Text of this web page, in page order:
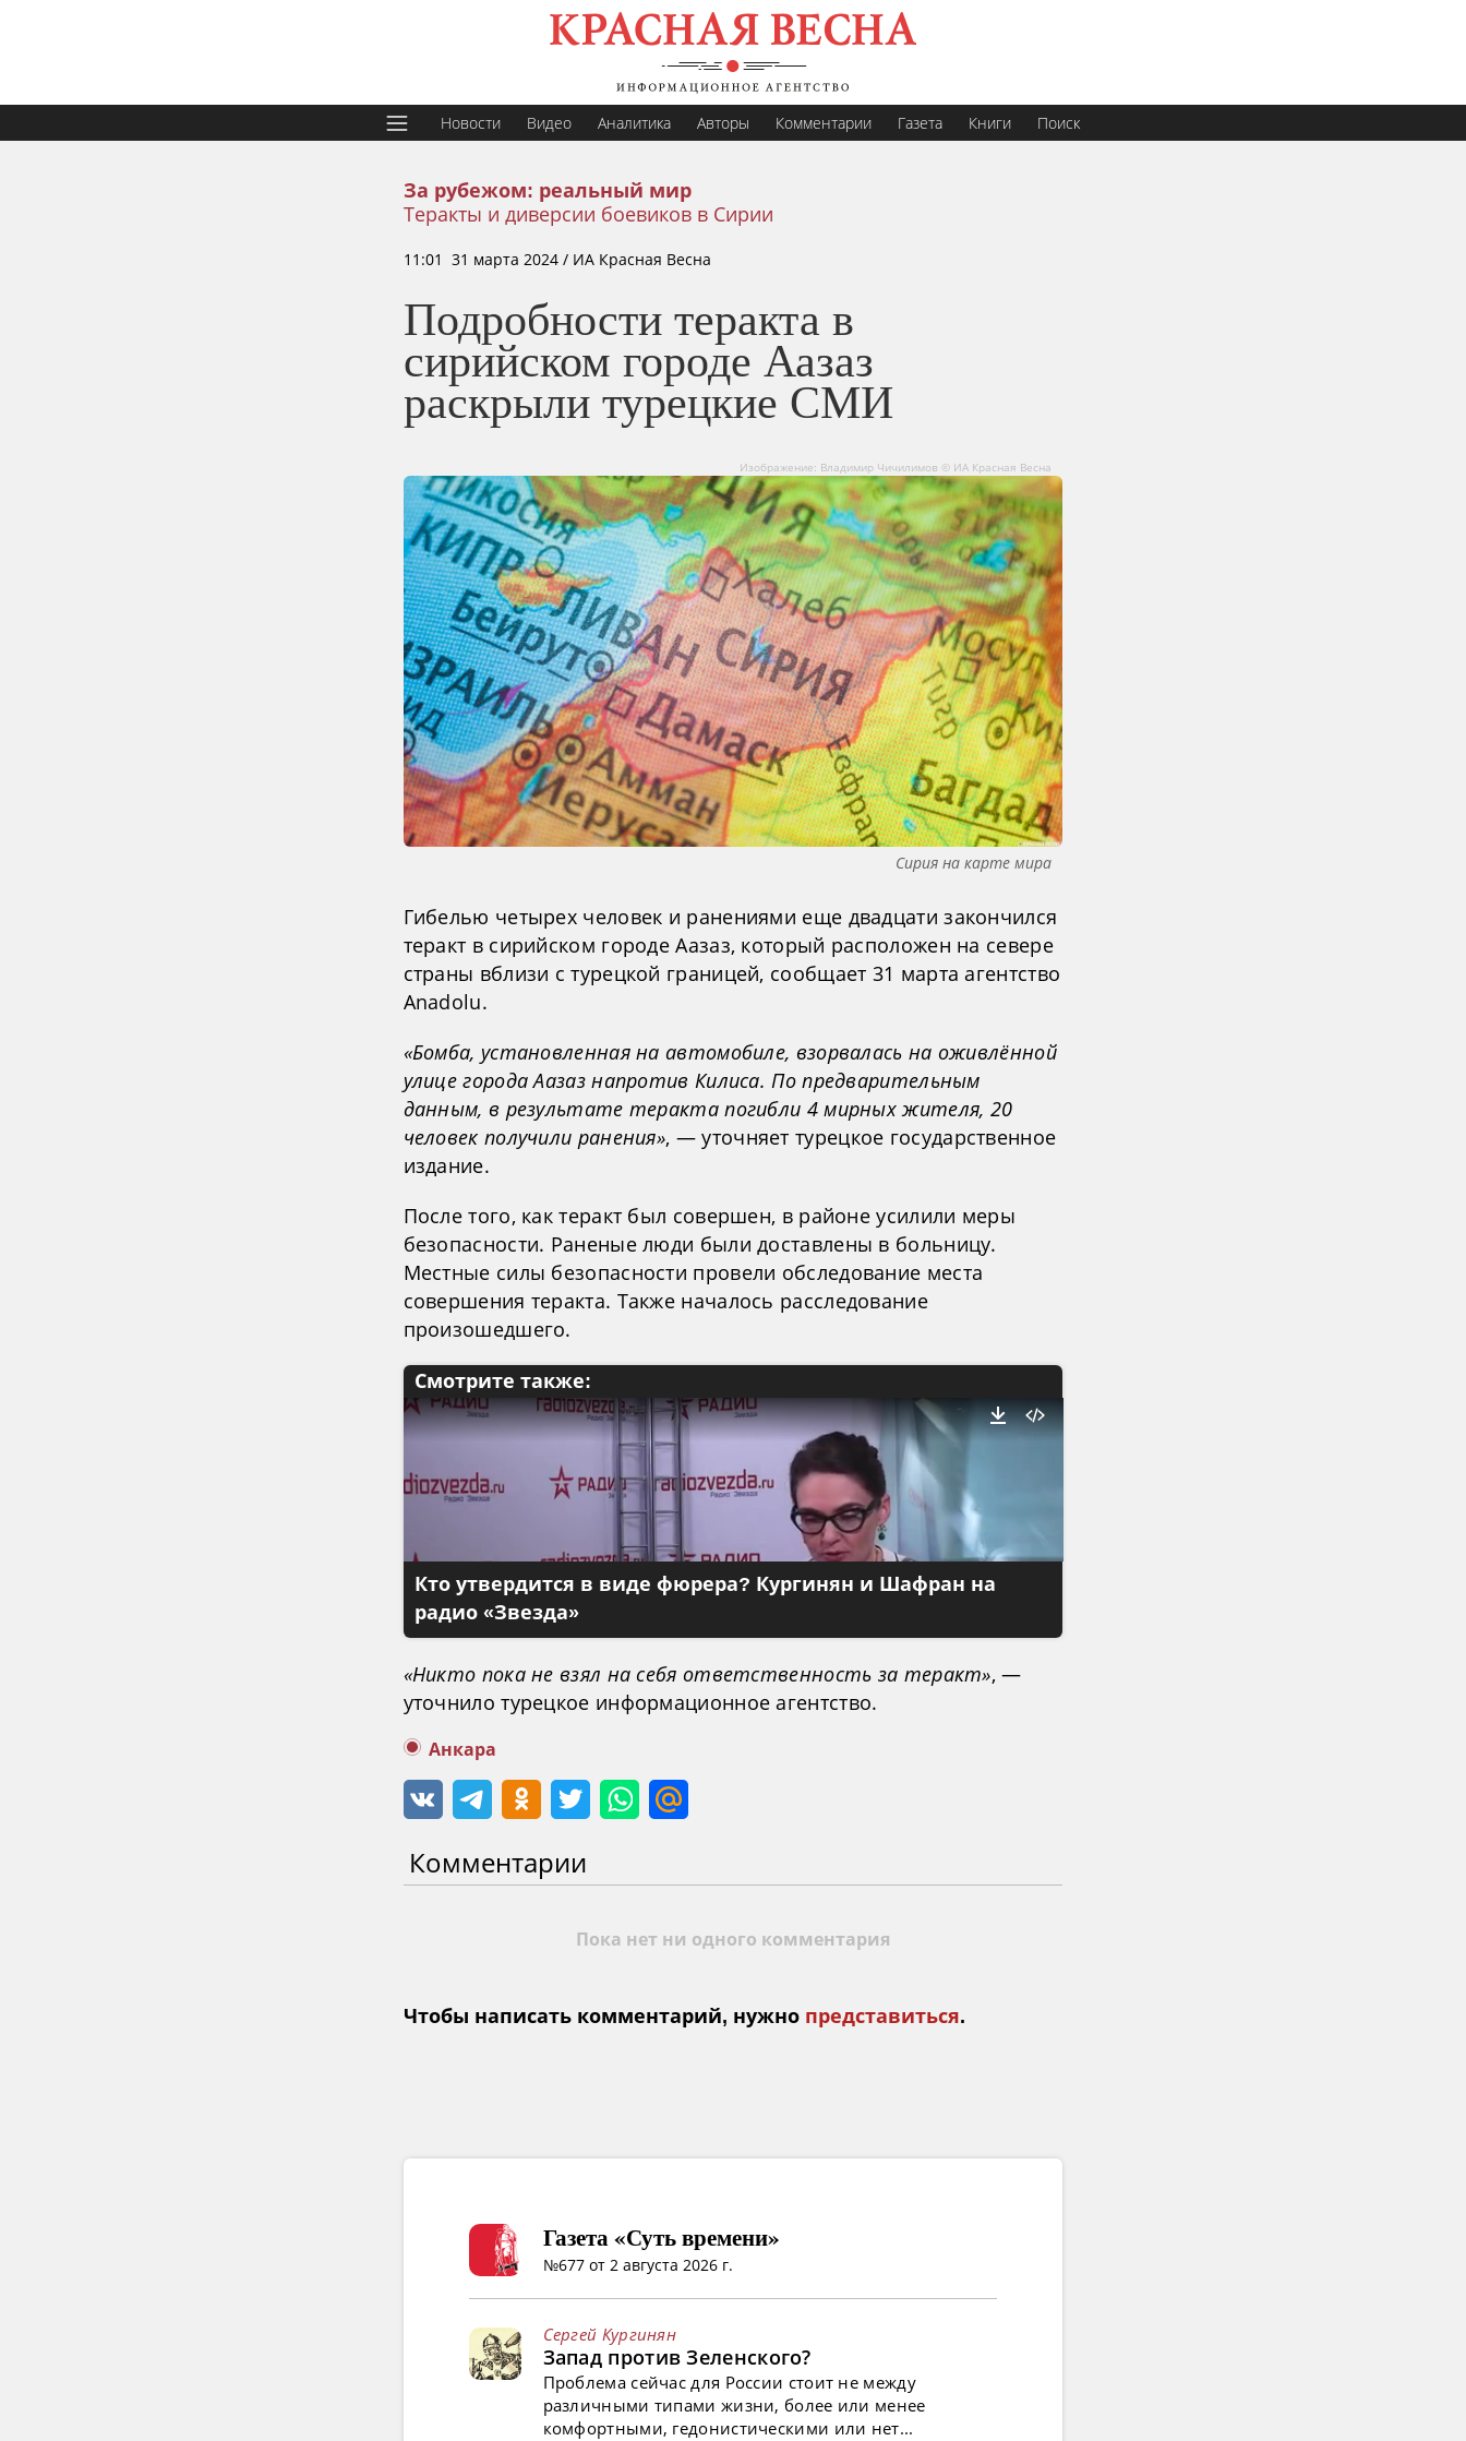
Новости Видео Аналитика Авторы Комментарии Газета Книги Поиск
За рубежом: реальный мир
Теракты и диверсии боевиков в Сирии
11:01 31 марта 2024 / ИА Красная Весна
Подробности теракта в
сирийском городе Аазаз
раскрыли турецкие СМИ
Изображение: Владимир Чичилимов © ИА Красная Весна
Сирия на карте мира
Гибелью четырех человек и ранениями еще двадцати закончился
теракт в сирийском городе Аазаз, который расположен на севере
страны вблизи с турецкой границей, сообщает 31 марта агентство
Anadolu.
«Бомба, установленная на автомобиле, взорвалась на оживлённой
улице города Аазаз напротив Килиса. По предварительным
данным, в результате теракта погибли 4 мирных жителя, 20
человек получили ранения», — уточняет турецкое государственное
издание.
После того, как теракт был совершен, в районе усилили меры
безопасности. Раненые люди были доставлены в больницу.
Местные силы безопасности провели обследование места
совершения теракта. Также началось расследование
произошедшего.
Смотрите также:
Кто утвердится в виде фюрера? Кургинян и Шафран на
радио «Звезда»
«Никто пока не взял на себя ответственность за теракт», —
уточнило турецкое информационное агентство.
Анкара
Комментарии
Пока нет ни одного комментария
Чтобы написать комментарий, нужно представиться.
Газета «Суть времени»
№677 от 2 августа 2026 г.
Сергей Кургинян
Запад против Зеленского?
Проблема сейчас для России стоит не между
различными типами жизни, более или менее
комфортными, гедонистическими или нет...